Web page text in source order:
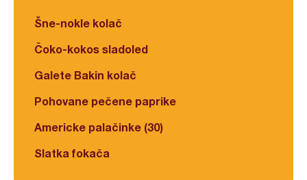
Šne-nokle kolač
Čoko-kokos sladoled
Galete Bakin kolač
Pohovane pečene paprike
Americke palačinke (30)
Slatka fokača